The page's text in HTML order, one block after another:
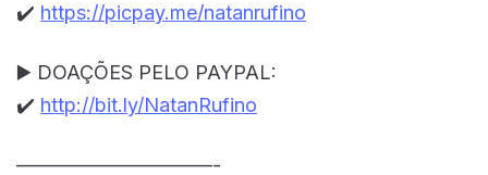
✔️ https://picpay.me/natanrufino
▶️ DOAÇÕES PELO PAYPAL:
✔️ http://bit.ly/NatanRufino
——————————-